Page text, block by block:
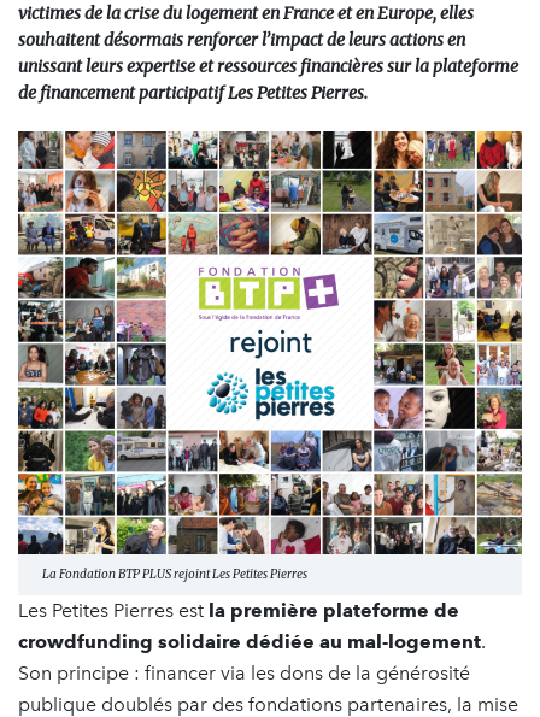
victimes de la crise du logement en France et en Europe, elles
souhaitent désormais renforcer l’impact de leurs actions en
unissant leurs expertise et ressources financières sur la plateforme
de financement participatif Les Petites Pierres.
La Fondation BTP PLUS rejoint Les Petites Pierres
Les Petites Pierres est la première plateforme de
crowdfunding solidaire dédiée au mal-logement.
Son principe : financer via les dons de la générosité
publique doublés par des fondations partenaires, la mise